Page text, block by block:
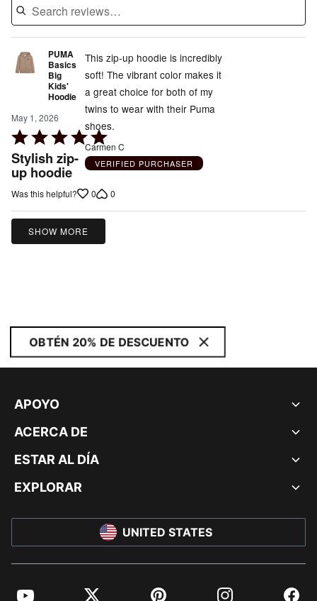
PUMA
Basics
Big
Kids'
Hoodie
May 1, 2026
Rated
5
out
Stylish zip-
up hoodie
This zip-up hoodie is incredibly
soft! The vibrant color makes it
a great choice for both of my
twins to wear with their Puma
shoes.
Carmen C
VERIFIED PURCHASER
Was this helpful? 0 0
SHOW MORE
OBTÉN 20% DE DESCUENTO
APOYO
ACERCA DE
ESTAR AL DÍA
EXPLORAR
UNITED STATES